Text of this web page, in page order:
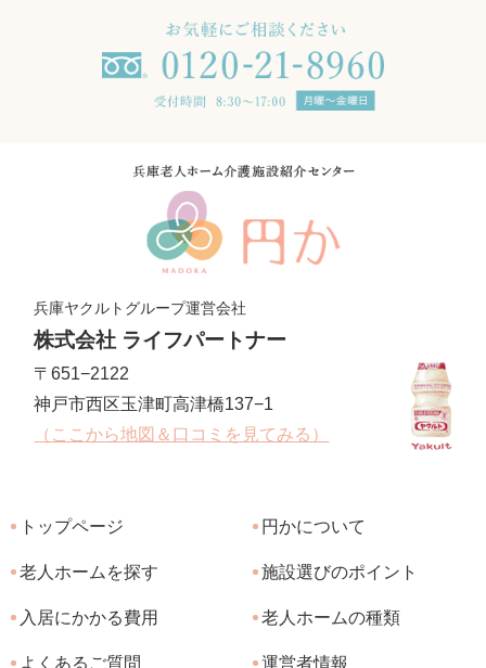
兵庫ヤクルトグループ運営会社
株式会社 ライフパートナー
〒651−2122
神戸市西区玉津町高津橋137−1
（ここから地図＆口コミを見てみる）
トップページ 円かについて
老人ホームを探す 施設選びのポイント
入居にかかる費用 老人ホームの種類
よくあるご質問 運営者情報